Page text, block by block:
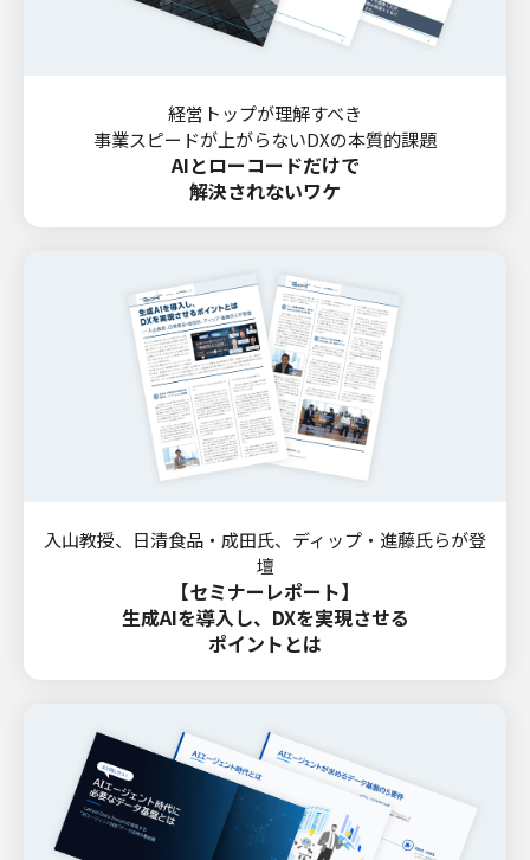
経営トップが理解すべき
事業スピードが上がらないDXの本質的課題
AIとローコードだけで
解決されないワケ
入山教授、日清食品・成田氏、ディップ・進藤氏らが登
壇
【セミナーレポート】
生成AIを導入し、DXを実現させる
ポイントとは